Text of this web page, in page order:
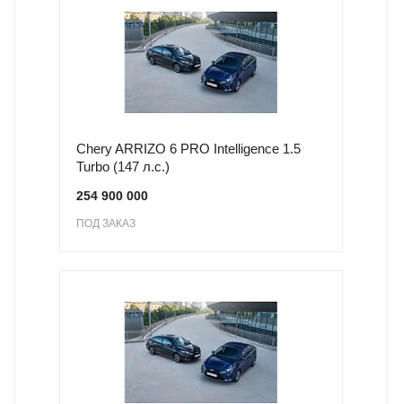
Chery ARRIZO 6 PRO Intelligence 1.5
Turbo (147 л.с.)
254 900 000
ПОД ЗАКАЗ